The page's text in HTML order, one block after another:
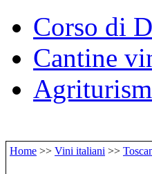
Corso di
Cantine
Home >> Vini italiani >>